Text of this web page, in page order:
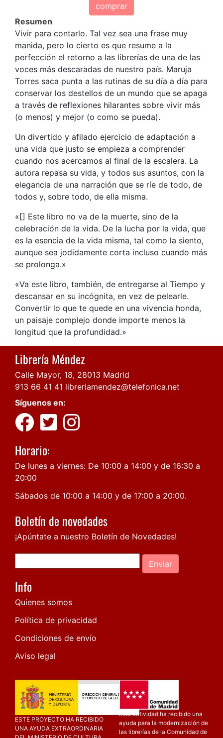
comprar
Resumen
Vivir para contarlo. Tal vez sea una frase muy
manida, pero lo cierto es que resume a la
perfección el retorno a las librerías de una de las
voces más descaradas de nuestro país. Maruja
Torres saca punta a las rutinas de su día a día para
conservar los destellos de un mundo que se apaga
a través de reflexiones hilarantes sobre vivir más
(o menos) y mejor (o como se pueda).
Un divertido y afilado ejercicio de adaptación a
una vida que justo se empieza a comprender
cuando nos acercamos al final de la escalera. La
autora repasa su vida, y todos sus asuntos, con la
elegancia de una narración que se ríe de todo, de
todos y, sobre todo, de ella misma.
«[] Este libro no va de la muerte, sino de la
celebración de la vida. De la lucha por la vida, que
es la esencia de la vida misma, tal como la siento,
aunque sea jodidamente corta incluso cuando más
se prolonga.»
«Va este libro, también, de entregarse al Tiempo y
descansar en su incógnita, en vez de pelearle.
Convertir lo que te quede en una vivencia honda,
un paisaje complejo donde importe menos la
longitud que la profundidad.»
Librería Méndez
Calle Mayor, 18, 28013 Madrid
913 66 41 41 libreriamendez@telefonica.net
Síguenos en:
Horario:
De lunes a viernes: De 10:00 a 14:00 y de 16:30 a
20:00
Sábados de 10:00 a 14:00 y de 17:00 a 20:00.
Boletín de novedades
¡Apúntate a nuestro Boletín de Novedades!
Enviar
Info
Quienes somos
Política de privacidad
Condiciones de envío
Aviso legal
ESTE PROYECTO HA RECIBIDO
UNA AYUDA EXTRAORDINARIA
Esta actividad ha recibido una
ayuda para la modernización de
las librerías de la Comunidad de